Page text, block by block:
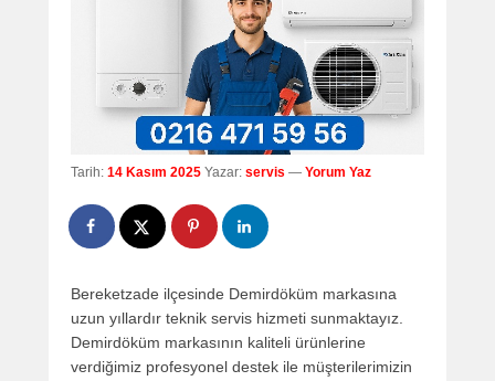
Tarih: 14 Kasım 2025 Yazar: servis — Yorum Yaz
Bereketzade ilçesinde Demirdöküm markasına
uzun yıllardır teknik servis hizmeti sunmaktayız.
Demirdöküm markasının kaliteli ürünlerine
verdiğimiz profesyonel destek ile müşterilerimizin